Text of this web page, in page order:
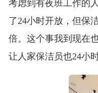
考虑到有夜班工作的
了24小时开放，但保
倍。这个事我到现在
让人家保洁员也24小